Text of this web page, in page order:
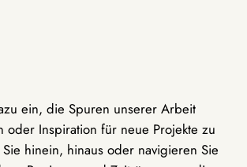
ein, die Spuren unserer Arbeit
oder Inspiration für neue Projekte zu
hinein, hinaus oder navigieren Sie